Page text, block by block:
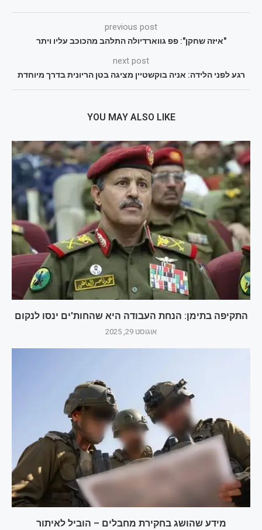
previous post
"איזה שחקן": פפ גווארדיולה התלהב מהכוכב עליו ויתר
next post
רגע לפני הלידה: אניה בוקשטיין מציגה בטן הריונית בדרך מיוחדת
YOU MAY ALSO LIKE
התקיפה בתימן: הנחת העבודה היא שהחות'ים ינסו לנקום
אוגוסט 29, 2025
מידע שהושג בחקירת מחבלים – הוביל לאיתור